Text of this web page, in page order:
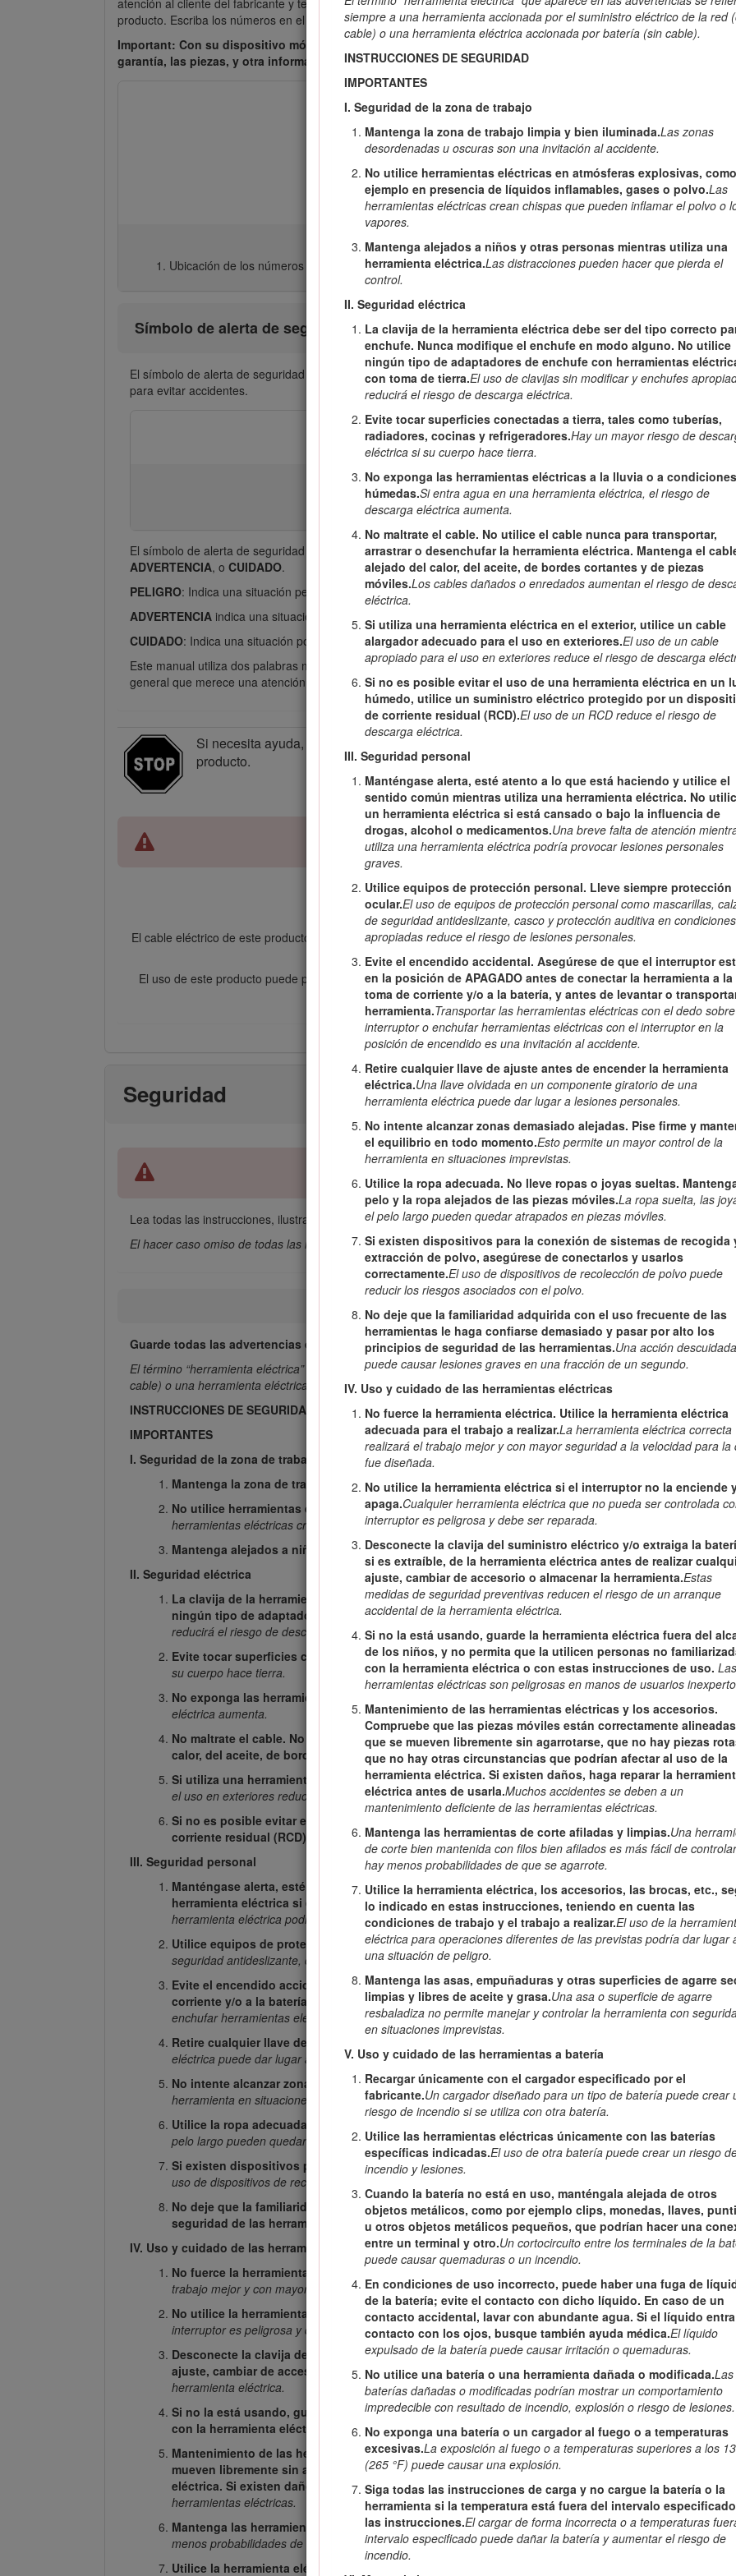
siempre a una herramienta accionada por el suministro eléctrico de la red
cable) o una herramienta eléctrica accionada por batería (sin cable).
INSTRUCCIONES DE SEGURIDAD
IMPORTANTES
I. Seguridad de la zona de trabajo
Mantenga la zona de trabajo limpia y bien iluminada.Las zonas
desordenadas u oscuras son una invitación al accidente.
No utilice herramientas eléctricas en atmósferas explosivas,
ejemplo en presencia de líquidos inflamables, gases o polvo.Las
herramientas eléctricas crean chispas que pueden inflamar el polvo o
vapores.
Mantenga alejados a niños y otras personas mientras utiliza una
herramienta eléctrica.Las distracciones pueden hacer que pierda el
control.
II. Seguridad eléctrica
La clavija de la herramienta eléctrica debe ser del tipo correcto
enchufe. Nunca modifique el enchufe en modo alguno. No utilice
ningún tipo de adaptadores de enchufe con herramientas
con toma de tierra.El uso de clavijas sin modificar y enchufes
reducirá el riesgo de descarga eléctrica.
Evite tocar superficies conectadas a tierra, tales como tuberías,
radiadores, cocinas y refrigeradores.Hay un mayor riesgo de
eléctrica si su cuerpo hace tierra.
No exponga las herramientas eléctricas a la lluvia o a condiciones
húmedas.Si entra agua en una herramienta eléctrica, el riesgo de
descarga eléctrica aumenta.
No maltrate el cable. No utilice el cable nunca para transportar,
arrastrar o desenchufar la herramienta eléctrica. Mantenga el
alejado del calor, del aceite, de bordes cortantes y de piezas
móviles.Los cables dañados o enredados aumentan el riesgo de
eléctrica.
Si utiliza una herramienta eléctrica en el exterior, utilice un cable
alargador adecuado para el uso en exteriores.El uso de un cable
apropiado para el uso en exteriores reduce el riesgo de descarga
Si no es posible evitar el uso de una herramienta eléctrica en un
húmedo, utilice un suministro eléctrico protegido por un
de corriente residual (RCD).El uso de un RCD reduce el riesgo de
descarga eléctrica.
III. Seguridad personal
Manténgase alerta, esté atento a lo que está haciendo y utilice el
sentido común mientras utiliza una herramienta eléctrica. No
un herramienta eléctrica si está cansado o bajo la influencia de
drogas, alcohol o medicamentos.Una breve falta de atención
utiliza una herramienta eléctrica podría provocar lesiones personales
graves.
Utilice equipos de protección personal. Lleve siempre protección
ocular.El uso de equipos de protección personal como mascarillas,
de seguridad antideslizante, casco y protección auditiva en condiciones
apropiadas reduce el riesgo de lesiones personales.
Evite el encendido accidental. Asegúrese de que el interruptor
en la posición de APAGADO antes de conectar la herramienta a la
toma de corriente y/o a la batería, y antes de levantar o
herramienta.Transportar las herramientas eléctricas con el dedo
interruptor o enchufar herramientas eléctricas con el interruptor en la
posición de encendido es una invitación al accidente.
Retire cualquier llave de ajuste antes de encender la herramienta
eléctrica.Una llave olvidada en un componente giratorio de una
herramienta eléctrica puede dar lugar a lesiones personales.
No intente alcanzar zonas demasiado alejadas. Pise firme y
el equilibrio en todo momento.Esto permite un mayor control de la
herramienta en situaciones imprevistas.
Utilice la ropa adecuada. No lleve ropas o joyas sueltas.
pelo y la ropa alejados de las piezas móviles.La ropa suelta, las
el pelo largo pueden quedar atrapados en piezas móviles.
Si existen dispositivos para la conexión de sistemas de recogida
extracción de polvo, asegúrese de conectarlos y usarlos
correctamente.El uso de dispositivos de recolección de polvo puede
reducir los riesgos asociados con el polvo.
No deje que la familiaridad adquirida con el uso frecuente de las
herramientas le haga confiarse demasiado y pasar por alto los
principios de seguridad de las herramientas.Una acción descuidada
puede causar lesiones graves en una fracción de un segundo.
IV. Uso y cuidado de las herramientas eléctricas
No fuerce la herramienta eléctrica. Utilice la herramienta eléctrica
adecuada para el trabajo a realizar.La herramienta eléctrica correcta
realizará el trabajo mejor y con mayor seguridad a la velocidad para la
fue diseñada.
No utilice la herramienta eléctrica si el interruptor no la enciende
apaga.Cualquier herramienta eléctrica que no pueda ser controlada
interruptor es peligrosa y debe ser reparada.
Desconecte la clavija del suministro eléctrico y/o extraiga la
si es extraíble, de la herramienta eléctrica antes de realizar
ajuste, cambiar de accesorio o almacenar la herramienta.Estas
medidas de seguridad preventivas reducen el riesgo de un arranque
accidental de la herramienta eléctrica.
Si no la está usando, guarde la herramienta eléctrica fuera del
de los niños, y no permita que la utilicen personas no
con la herramienta eléctrica o con estas instrucciones de uso.Las
herramientas eléctricas son peligrosas en manos de usuarios
Mantenimiento de las herramientas eléctricas y los accesorios.
Compruebe que las piezas móviles están correctamente
que se mueven libremente sin agarrotarse, que no hay piezas
que no hay otras circunstancias que podrían afectar al uso de la
herramienta eléctrica. Si existen daños, haga reparar la
eléctrica antes de usarla.Muchos accidentes se deben a un
mantenimiento deficiente de las herramientas eléctricas.
Mantenga las herramientas de corte afiladas y limpias.Una
de corte bien mantenida con filos bien afilados es más fácil de
hay menos probabilidades de que se agarrote.
Utilice la herramienta eléctrica, los accesorios, las brocas, etc.,
lo indicado en estas instrucciones, teniendo en cuenta las
condiciones de trabajo y el trabajo a realizar.El uso de la
eléctrica para operaciones diferentes de las previstas podría dar lugar
una situación de peligro.
Mantenga las asas, empuñaduras y otras superficies de agarre
limpias y libres de aceite y grasa.Una asa o superficie de agarre
resbaladiza no permite manejar y controlar la herramienta con
en situaciones imprevistas.
V. Uso y cuidado de las herramientas a batería
Recargar únicamente con el cargador especificado por el
fabricante.Un cargador diseñado para un tipo de batería puede crear
riesgo de incendio si se utiliza con otra batería.
Utilice las herramientas eléctricas únicamente con las baterías
específicas indicadas.El uso de otra batería puede crear un riesgo
incendio y lesiones.
Cuando la batería no está en uso, manténgala alejada de otros
objetos metálicos, como por ejemplo clips, monedas, llaves,
u otros objetos metálicos pequeños, que podrían hacer una
entre un terminal y otro.Un cortocircuito entre los terminales de la
puede causar quemaduras o un incendio.
En condiciones de uso incorrecto, puede haber una fuga de
de la batería; evite el contacto con dicho líquido. En caso de un
contacto accidental, lavar con abundante agua. Si el líquido
contacto con los ojos, busque también ayuda médica.El líquido
expulsado de la batería puede causar irritación o quemaduras.
No utilice una batería o una herramienta dañada o modificada.Las
baterías dañadas o modificadas podrían mostrar un comportamiento
impredecible con resultado de incendio, explosión o riesgo de lesiones.
No exponga una batería o un cargador al fuego o a temperaturas
excesivas.La exposición al fuego o a temperaturas superiores a los
(265 °F) puede causar una explosión.
Siga todas las instrucciones de carga y no cargue la batería o la
herramienta si la temperatura está fuera del intervalo
las instrucciones.El cargar de forma incorrecta o a temperaturas
intervalo especificado puede dañar la batería y aumentar el riesgo de
incendio.
producto. Escriba los números en el espacio provisto.
Important: Con su dispositivo móvil, puede escanear el código QR (en su caso) de la place del número de
garantía, las piezas, y otra información sobre el producto.
Figura 1
Ubicación de los números de modelo y de serie
Símbolo de alerta de seguridad
El símbolo de alerta de seguridad (Figura
) que aparece en este manual y en la máquina identifica mensajes de
para evitar accidentes.
Figura 2
Símbolo de alerta de seguridad
El símbolo de alerta de seguridad aparece encima de información que le alerta ante acciones o situaciones
ADVERTENCIA, o CUIDADO.
PELIGRO: Indica una situación peligrosa inminente, que si no se evita,causarála muerte o lesiones graves.
ADVERTENCIA indica una situación potencialmente peligrosa que si no se evita, podría causar la muerte o lesiones
CUIDADO: Indica una situación potencialmente peligrosa que si no se evita,podríacausar lesiones menores o
Este manual utiliza dos palabras más para resaltar información.Importantellama la atención sobre información
general que merece una atención especial.
Si necesita ayuda, consulte los vídeos instruccionales en www.Toro.com/support o llame al
producto.
Advertencia
CALIFORNIA
Advertencia de la Propuesta 65
El cable eléctrico de este producto contiene plomo, que el Estado de California sabe que causa defectos
las manos después de manejar el material.
El uso de este producto puede provocar la exposición a sustancias químicas que el Estado de California
otros trastornos del sistema reproductor.
Seguridad
Advertencia
Lea todas las instrucciones, ilustraciones, especificaciones y advertencias de seguridad proporcionadas con esta
El hacer caso omiso de todas las instrucciones enumeradas a continuación puede dar lugar a descargas eléctricas,
Guarde todas las advertencias e instrucciones para su referencia futura.
El término “herramienta eléctrica” que aparece en las advertencias se refiere siempre a una herramienta
cable) o una herramienta eléctrica accionada por batería (sin cable).
INSTRUCCIONES DE SEGURIDAD
IMPORTANTES
I. Seguridad de la zona de trabajo
Mantenga la zona de trabajo limpia y bien iluminada.Las zonas desordenadas u oscuras son una
No utilice herramientas eléctricas en atmósferas explosivas, como por ejemplo en presencia de
herramientas eléctricas crean chispas que pueden inflamar el polvo o los vapores.
Mantenga alejados a niños y otras personas mientras utiliza una herramienta eléctrica.Las
II. Seguridad eléctrica
La clavija de la herramienta eléctrica debe ser del tipo correcto para el enchufe. Nunca modifique
ningún tipo de adaptadores de enchufe con herramientas eléctricas con toma de tierra.
El uso de
reducirá el riesgo de descarga eléctrica.
Evite tocar superficies conectadas a tierra, tales como tuberías, radiadores, cocinas y
su cuerpo hace tierra.
No exponga las herramientas eléctricas a la lluvia o a condiciones húmedas.
Si entra agua en una
eléctrica aumenta.
No maltrate el cable. No utilice el cable nunca para transportar, arrastrar o desenchufar la
calor, del aceite, de bordes cortantes y de piezas móviles.Los cables dañados o enredados aumentan
Si utiliza una herramienta eléctrica en el exterior, utilice un cable alargador adecuado para el uso en
el uso en exteriores reduce el riesgo de descarga eléctrica.
Si no es posible evitar el uso de una herramienta eléctrica en un lugar húmedo, utilice un
corriente residual (RCD).
El uso de un RCD reduce el riesgo de descarga eléctrica.
III. Seguridad personal
Manténgase alerta, esté atento a lo que está haciendo y utilice el sentido común mientras utiliza
herramienta eléctrica si está cansado o bajo la influencia de drogas, alcohol o medicamentos.
Una
herramienta eléctrica podría provocar lesiones personales graves.
Utilice equipos de protección personal. Lleve siempre protección ocular.El uso de equipos de
seguridad antideslizante, casco y protección auditiva en condiciones apropiadas reduce el riesgo de
Evite el encendido accidental. Asegúrese de que el interruptor está en la posición de APAGADO
corriente y/o a la batería, y antes de levantar o transportar la herramienta.Transportar las
enchufar herramientas eléctricas con el interruptor en la posición de encendido es una invitación al
Retire cualquier llave de ajuste antes de encender la herramienta eléctrica.
Una llave olvidada en un
eléctrica puede dar lugar a lesiones personales.
No intente alcanzar zonas demasiado alejadas. Pise firme y mantenga el equilibrio en todo momento.
herramienta en situaciones imprevistas.
Utilice la ropa adecuada. No lleve ropas o joyas sueltas. Mantenga el pelo y la ropa alejados de las
pelo largo pueden quedar atrapados en piezas móviles.
Si existen dispositivos para la conexión de sistemas de recogida y extracción de polvo, asegúrese
uso de dispositivos de recolección de polvo puede reducir los riesgos asociados con el polvo.
No deje que la familiaridad adquirida con el uso frecuente de las herramientas le haga confiarse
seguridad de las herramientas.
Una acción descuidada puede causar lesiones graves en una fracción de
IV. Uso y cuidado de las herramientas eléctricas
No fuerce la herramienta eléctrica. Utilice la herramienta eléctrica adecuada para el trabajo a realizar.
trabajo mejor y con mayor seguridad a la velocidad para la que fue diseñada.
No utilice la herramienta eléctrica si el interruptor no la enciende y apaga.Cualquier herramienta
interruptor es peligrosa y debe ser reparada.
Desconecte la clavija del suministro eléctrico y/o extraiga la batería, si es extraíble, de la
ajuste, cambiar de accesorio o almacenar la herramienta.Estas medidas de seguridad preventivas
herramienta eléctrica.
Si no la está usando, guarde la herramienta eléctrica fuera del alcance de los niños, y no permita
con la herramienta eléctrica o con estas instrucciones de uso.Las herramientas eléctricas son
Mantenimiento de las herramientas eléctricas y los accesorios. Compruebe que las piezas móviles
mueven libremente sin agarrotarse, que no hay piezas rotas, y que no hay otras circunstancias
eléctrica. Si existen daños, haga reparar la herramienta eléctrica antes de usarla.Muchos accidentes
herramientas eléctricas.
Mantenga las herramientas de corte afiladas y limpias. Una herramienta de corte bien mantenida con
menos probabilidades de que se agarrote.
Utilice la herramienta eléctrica, los accesorios, las brocas, etc., según lo indicado en estas